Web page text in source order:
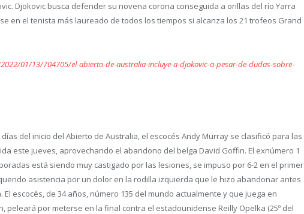
Djokovic busca defender su novena corona conseguida a orillas del río Yarra
en el tenista más laureado de todos los tiempos si alcanza los 21 trofeos Grand
01/13/704705/el-abierto-de-australia-incluye-a-djokovic-a-pesar-de-dudas-sobre-
días del inicio del Abierto de Australia, el escocés Andy Murray se clasificó para las
este jueves, aprovechando el abandono del belga David Goffin. El exnúmero 1
está siendo muy castigado por las lesiones, se impuso por 6-2 en el primer
asistencia por un dolor en la rodilla izquierda que le hizo abandonar antes
escocés, de 34 años, número 135 del mundo actualmente y que juega en
peleará por meterse en la final contra el estadounidense Reilly Opelka (25º del